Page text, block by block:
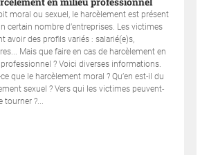
moral ou sexuel, le harcèlement est présent
certain nombre d’entreprises. Les victimes
avoir des profils variés : salarié(e)s,
Mais que faire en cas de harcèlement en
? Voici diverses informations.
ce que le harcèlement moral ? Qu’en est-il du
sexuel ? Vers qui les victimes peuvent-
tourner ?...